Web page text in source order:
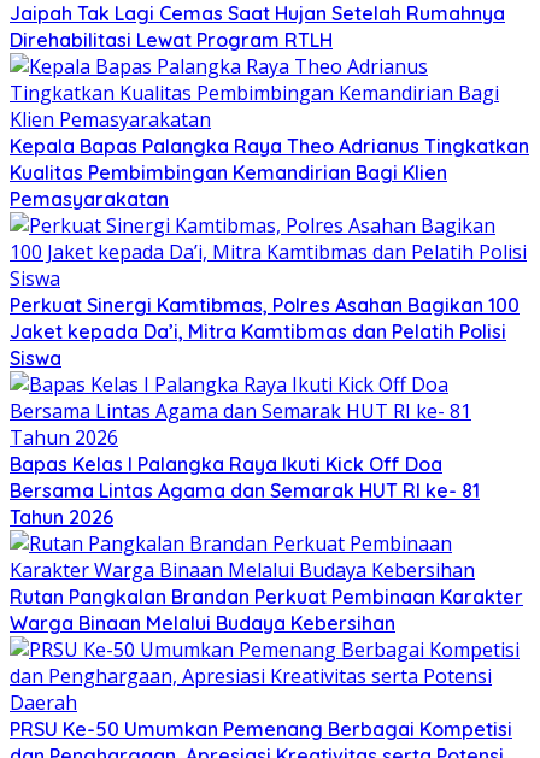
Jaipah Tak Lagi Cemas Saat Hujan Setelah Rumahnya
Direhabilitasi Lewat Program RTLH
Kepala Bapas Palangka Raya Theo Adrianus Tingkatkan
Kualitas Pembimbingan Kemandirian Bagi Klien
Pemasyarakatan
Perkuat Sinergi Kamtibmas, Polres Asahan Bagikan 100
Jaket kepada Da’i, Mitra Kamtibmas dan Pelatih Polisi
Siswa
Bapas Kelas I Palangka Raya Ikuti Kick Off Doa
Bersama Lintas Agama dan Semarak HUT RI ke- 81
Tahun 2026
Rutan Pangkalan Brandan Perkuat Pembinaan Karakter
Warga Binaan Melalui Budaya Kebersihan
PRSU Ke-50 Umumkan Pemenang Berbagai Kompetisi